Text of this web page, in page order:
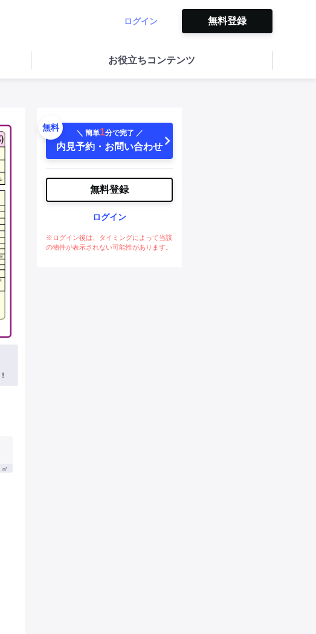
ログイン 無料登録
お役立ちコンテンツ
㎡
無料
＼ 簡単1分で完了 ／
内見予約・お問い合わせ
無料登録
ログイン
※ログイン後は、タイミングによって当該
の物件が表示されない可能性があります。